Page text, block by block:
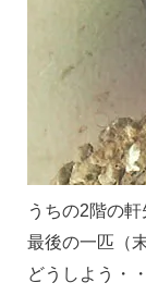
うちの2階の
最後の一匹（
どうしよう・